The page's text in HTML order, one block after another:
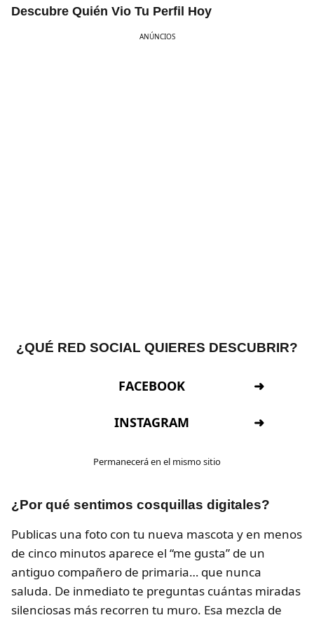
Descubre Quién Vio Tu Perfil Hoy
ANÚNCIOS
¿QUÉ RED SOCIAL QUIERES DESCUBRIR?
FACEBOOK
INSTAGRAM
Permanecerá en el mismo sitio
¿Por qué sentimos cosquillas digitales?
Publicas una foto con tu nueva mascota y en menos
de cinco minutos aparece el “me gusta” de un
antiguo compañero de primaria… que nunca
saluda. De inmediato te preguntas cuántas miradas
silenciosas más recorren tu muro. Esa mezcla de